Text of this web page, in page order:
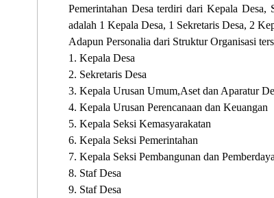
DATA PETA
Pemerintahan Desa terdiri dari Kepala
adalah 1 Kepala Desa, 1 Sekretaris Desa, 2
Adapun Personalia dari Struktur Organisasi
1. Kepala Desa
2. Sekretaris Desa
3. Kepala Urusan Umum,Aset dan Aparatur
4. Kepala Urusan Perencanaan dan Keuangan
5. Kepala Seksi Kemasyarakatan
6. Kepala Seksi Pemerintahan
7. Kepala Seksi Pembangunan dan
8. Staf Desa
9. Staf Desa